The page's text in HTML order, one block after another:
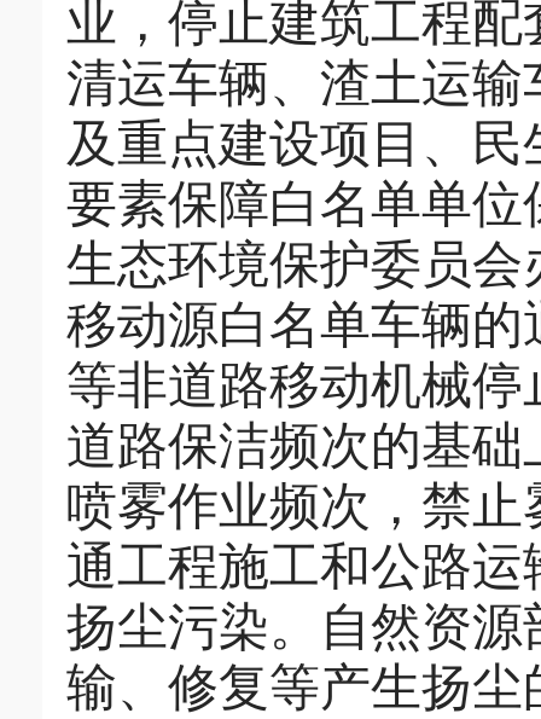
业，停止建筑工程
清运车辆、渣土运
及重点建设项目、
要素保障白名单单
生态环境保护委员
移动源白名单车辆的
等非道路移动机械停
道路保洁频次的基
喷雾作业频次，禁止
通工程施工和公路
扬尘污染。自然资
输、修复等产生扬